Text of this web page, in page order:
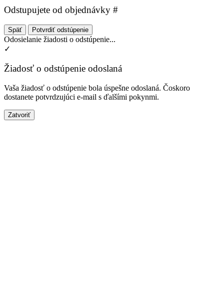
Odstupujete od objednávky #
Späť Potvrdiť odstúpenie
Odosielanie žiadosti o odstúpenie...
✓
Žiadosť o odstúpenie odoslaná
Vaša žiadosť o odstúpenie bola úspešne odoslaná. Čoskoro
dostanete potvrdzujúci e-mail s ďalšími pokynmi.
Zatvoriť